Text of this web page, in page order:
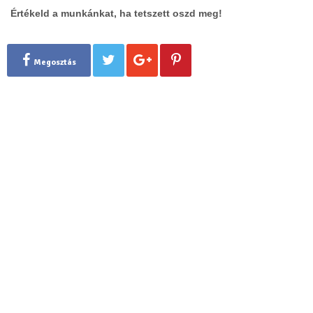
Értékeld a munkánkat, ha tetszett oszd meg!
Megosztás